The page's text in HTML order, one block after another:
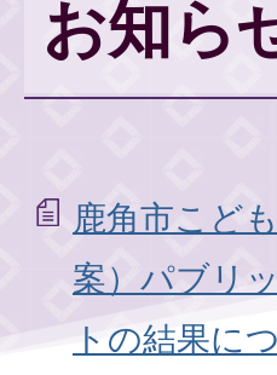
お知ら
鹿角市こど
案）パブリ
トの結果に